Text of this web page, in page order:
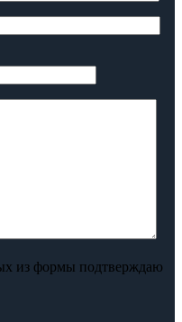
из формы подтверждаю